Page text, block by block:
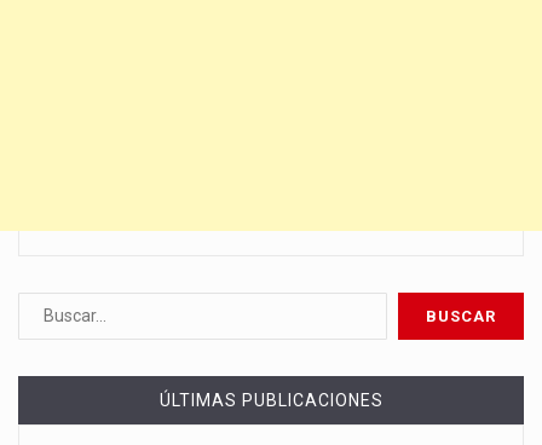
ÚLTIMAS PUBLICACIONES